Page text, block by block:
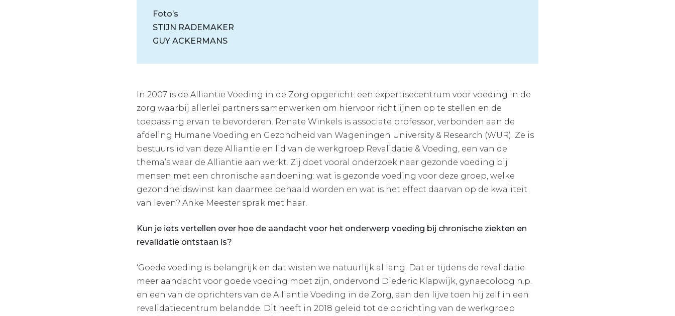
Foto’s
STIJN RADEMAKER
GUY ACKERMANS
In 2007 is de Alliantie Voeding in de Zorg opgericht: een expertisecentrum voor voeding in de
zorg waarbij allerlei partners samenwerken om hiervoor richtlijnen op te stellen en de
toepassing ervan te bevorderen. Renate Winkels is associate professor, verbonden aan de
afdeling Humane Voeding en Gezondheid van Wageningen University & Research (WUR). Ze is
bestuurslid van deze Alliantie en lid van de werkgroep Revalidatie & Voeding, een van de
thema’s waar de Alliantie aan werkt. Zij doet vooral onderzoek naar gezonde voeding bij
mensen met een chronische aandoening: wat is gezonde voeding voor deze groep, welke
gezondheidswinst kan daarmee behaald worden en wat is het effect daarvan op de kwaliteit
van leven? Anke Meester sprak met haar.
Kun je iets vertellen over hoe de aandacht voor het onderwerp voeding bij chronische ziekten en
revalidatie ontstaan is?
‘Goede voeding is belangrijk en dat wisten we natuurlijk al lang. Dat er tijdens de revalidatie
meer aandacht voor goede voeding moet zijn, ondervond Diederic Klapwijk, gynaecoloog n.p.
en een van de oprichters van de Alliantie Voeding in de Zorg, aan den lijve toen hij zelf in een
revalidatiecentrum belandde. Dit heeft in 2018 geleid tot de oprichting van de werkgroep